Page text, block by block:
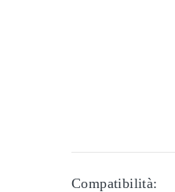
Compatibilità: